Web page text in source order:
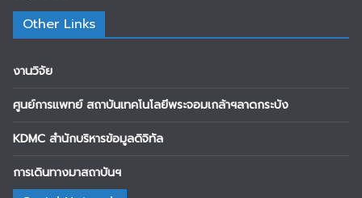
Other Links
งานวิจัย
ศูนย์การแพทย์ สถาบันเทคโนโลยีพระจอมเกล้าฯลาดกระบัง
KDMC สำนักบริหารข้อมูลดิจิทัล
การเดินทางมาสถาบันฯ